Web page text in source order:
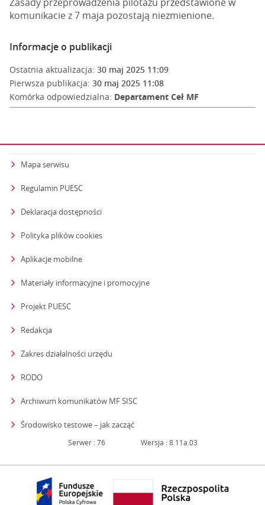
komunikacie z 7 maja pozostają niezmienione.
Informacje o publikacji
Ostatnia aktualizacja: 30 maj 2025 11:09
Pierwsza publikacja: 30 maj 2025 11:08
Komórka odpowiedzialna: Departament Ceł MF
Mapa serwisu
Regulamin PUESC
Deklaracja dostępności
Polityka plików cookies
Aplikacje mobilne
Materiały informacyjne i promocyjne
Projekt PUESC
Redakcja
Zakres działalności urzędu
RODO
Archiwum komunikatów MF SISC
Środowisko testowe – jak zacząćstrona otwiera się w nowym oknie
Serwer : 76 Wersja : 8.11a.03